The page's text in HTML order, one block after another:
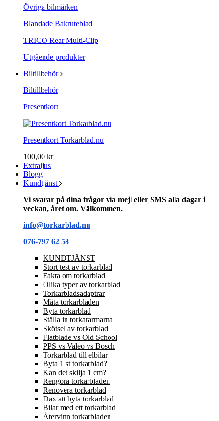
Övriga bilmärken
Blandade Bakruteblad
TRICO Rear Multi-Clip
Utgående produkter
Biltillbehör
Biltillbehör
Presentkort
Presentkort Torkarblad.nu
100,00 kr
Extraljus
Blogg
Kundtjänst
Vi svarar på dina frågor via mejl eller SMS alla dagar i
veckan, året om. Välkommen.
info@torkarblad.nu
076-797 62 58
KUNDTJÄNST
Stort test av torkarblad
Fakta om torkarblad
Olika typer av torkarblad
Torkarbladsadaptrar
Mäta torkarbladen
Byta torkarblad
Ställa in torkararmarna
Skötsel av torkarblad
Flatblade vs Old School
PPS vs Valeo vs Bosch
Torkarblad till elbilar
Byta 1 st torkarblad?
Kan det skilja 1 cm?
Rengöra torkarbladen
Renovera torkarblad
Dax att byta torkarblad
Bilar med ett torkarblad
Återvinn torkarbladen